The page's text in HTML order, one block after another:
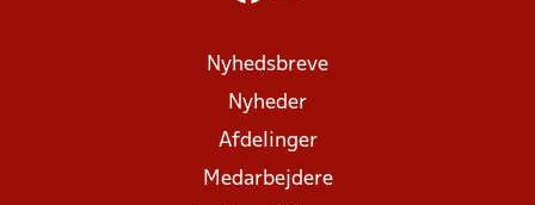
Nyhedsbreve
Nyheder
Afdelinger
Medarbejdere